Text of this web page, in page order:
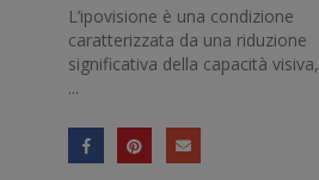
L’ipovisione è una condizione
caratterizzata da una riduzione
significativa della capacità visiva,
...